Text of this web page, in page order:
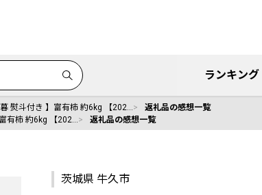
ランキング
暮 熨斗付き 】富有柿 約6kg 【202…
返礼品の感想一覧
有柿 約6kg 【202… 返礼品の感想一覧
茨城県 牛久市